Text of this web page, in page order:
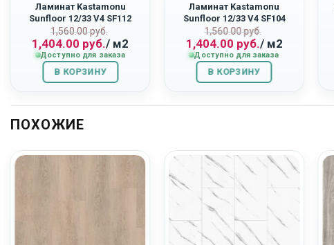
Ламинат Kastamonu
Sunfloor 12/33 V4 SF112
«Дуб Ривьера»
1,560.00руб.
Первоначальная
цена
составляла
1,560.00
руб..
1,404.00 руб.
Текущая
цена:
1,404.00
руб..
/ м2
Доступно для заказа
В КОРЗИНУ
Ламинат Kastamonu
Sunfloor 12/33 V4 SF104
«Дуб Самора»
1,560.00руб.
Первоначальная
цена
составляла
1,560.00
руб..
1,404.00 руб.
Текущая
цена:
1,404.00
руб..
/ м2
Доступно для заказа
В КОРЗИНУ
ПОХОЖИЕ